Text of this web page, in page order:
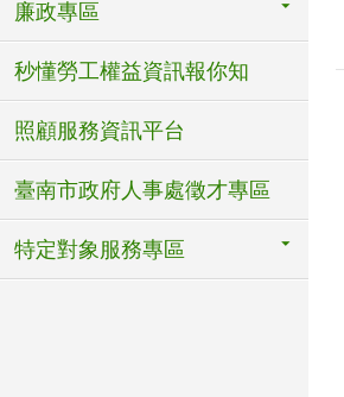
廉政專區
秒懂勞工權益資訊報你知
照顧服務資訊平台
臺南市政府人事處徵才專區
特定對象服務專區